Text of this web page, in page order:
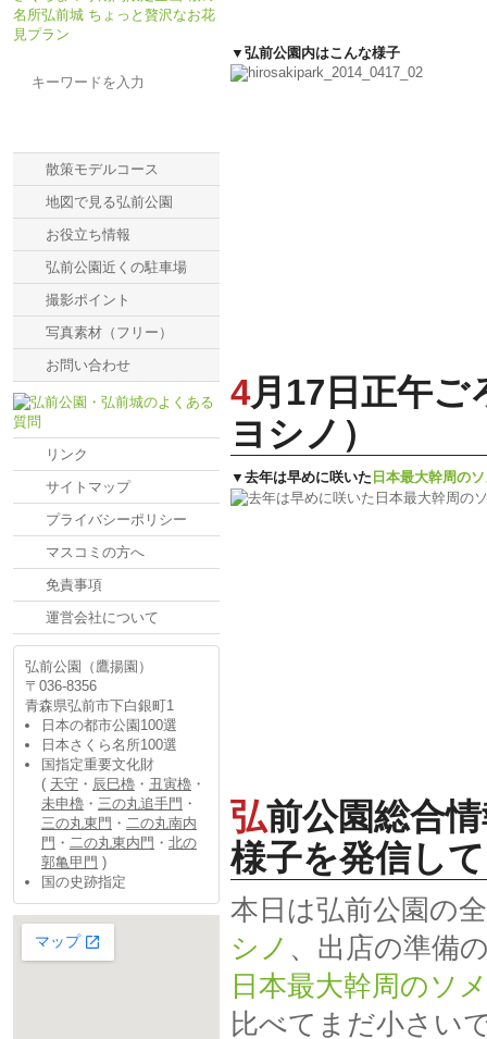
▼弘前公園内はこんな様子
4月17日正午ごろの桜の様子（日本最大幹周のソメイ
ヨシノ）
▼去年は早めに咲いた 日本最大幹周の
弘前公園総合情報サイトではこれからも弘前公園の
様子を発信し
本日は弘前公園の
シノ 、出店の準備
日本最大幹周のソ
比べてまだ小さい
散策モデルコース
地図で見る弘前公園
お役立ち情報
弘前公園近くの駐車場
撮影ポイント
写真素材（フリー）
お問い合わせ
リンク
サイトマップ
プライバシーポリシー
マスコミの方へ
免責事項
運営会社について
弘前公園（鷹揚園）
〒036-8356
青森県弘前市下白銀町1
日本の都市公園100選
日本さくら名所100選
国指定重要文化財
( 天守 ・ 辰巳櫓 ・ 丑寅櫓 ・
未申櫓 ・ 三の丸追手門 ・
三の丸東門 ・ 二の丸南内
門 ・ 二の丸東内門 ・ 北の
郭亀甲門 )
国の史跡指定